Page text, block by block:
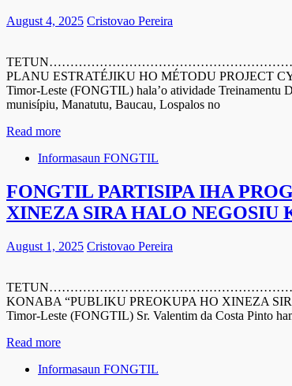
August 4, 2025 Cristovao Pereira
PLANU ESTRATÉJIKU HO MÉTODU PROJECT
Timor-Leste (FONGTIL) hala’o atividade Treinamentu
munisípiu, Manatutu, Baucau, Lospalos no
Read more
Informasaun FONGTIL
FONGTIL PARTISIPA IHA
XINEZA SIRA HALO
August 1, 2025 Cristovao Pereira
KONABA “PUBLIKU PREOKUPA HO XINEZA
Timor-Leste (FONGTIL) Sr. Valentim da Costa Pinto
Read more
Informasaun FONGTIL